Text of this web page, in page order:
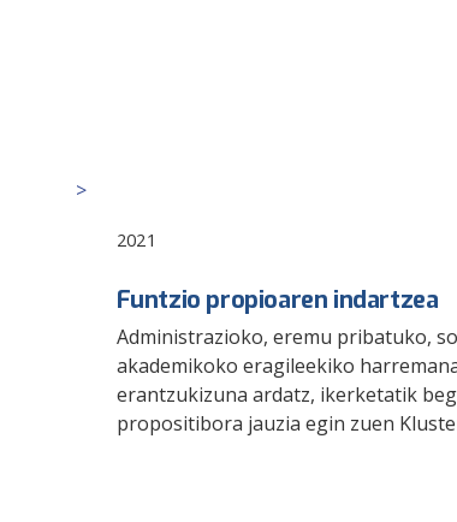
2021
Funtzio propioaren indartzea
Administrazioko, eremu pribatuko,
akademikoko eragileekiko
erantzukizuna ardatz, ikerketatik
propositibora jauzia egin zuen